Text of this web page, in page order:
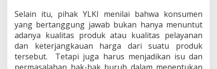
n
O
r
Selain itu, pihak YLKI menilai bahwa konsumen
yang bertanggung jawab bukan hanya menuntut
adanya kualitas produk atau kualitas pelayanan
dan keterjangkauan harga dari suatu produk
tersebut. Tetapi juga harus menjadikan isu dan